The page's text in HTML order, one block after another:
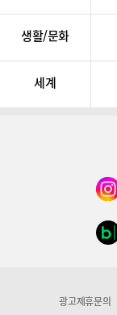
생활/문화
세계
광고제휴문의